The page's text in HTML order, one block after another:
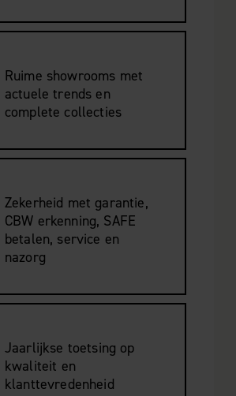
Ruime showrooms met
actuele trends en
complete collecties
Zekerheid met garantie,
CBW erkenning, SAFE
betalen, service en
nazorg
Jaarlijkse toetsing op
kwaliteit en
klanttevredenheid